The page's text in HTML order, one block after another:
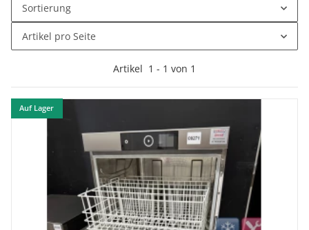
Sortierung
Artikel pro Seite
Artikel 1 - 1 von 1
Auf Lager